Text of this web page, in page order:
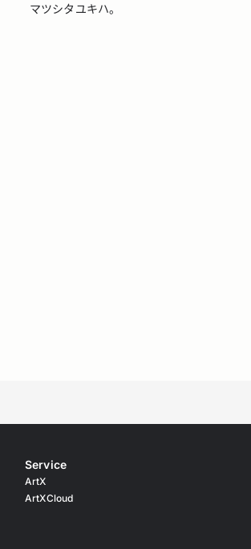
マツシタユキハ。
Service
ArtX
ArtXCloud